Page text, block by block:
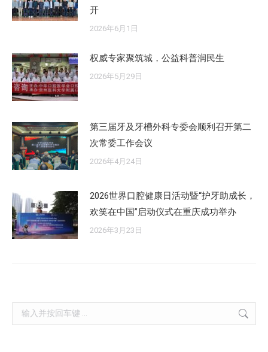
开
2026年6月1日
权威专家聚筑城，公益科普润民生
2026年5月29日
第三届牙及牙槽外科专委会顺利召开第二
次常委工作会议
2026年4月24日
2026世界口腔健康日活动暨“护牙助成长，
欢笑在中国”启动仪式在重庆成功举办
2026年3月23日
Search: